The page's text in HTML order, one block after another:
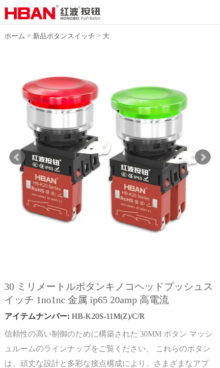
ホーム > 新品ボタンスイッチ > 大
30 ミリメートルボタンキノコヘッドプッシュス
イッチ 1no1nc 金属 ip65 20amp 高電流
アイテムナンバー: HB-K20S-11M(Z)/C/R
信頼性の高い制御のために構築された 30MM ボタン マッシ
ュルームのラインナップをご覧ください。 これらのボタン
は、頑丈な設計と多彩な接点構成により、さまざまなアプ